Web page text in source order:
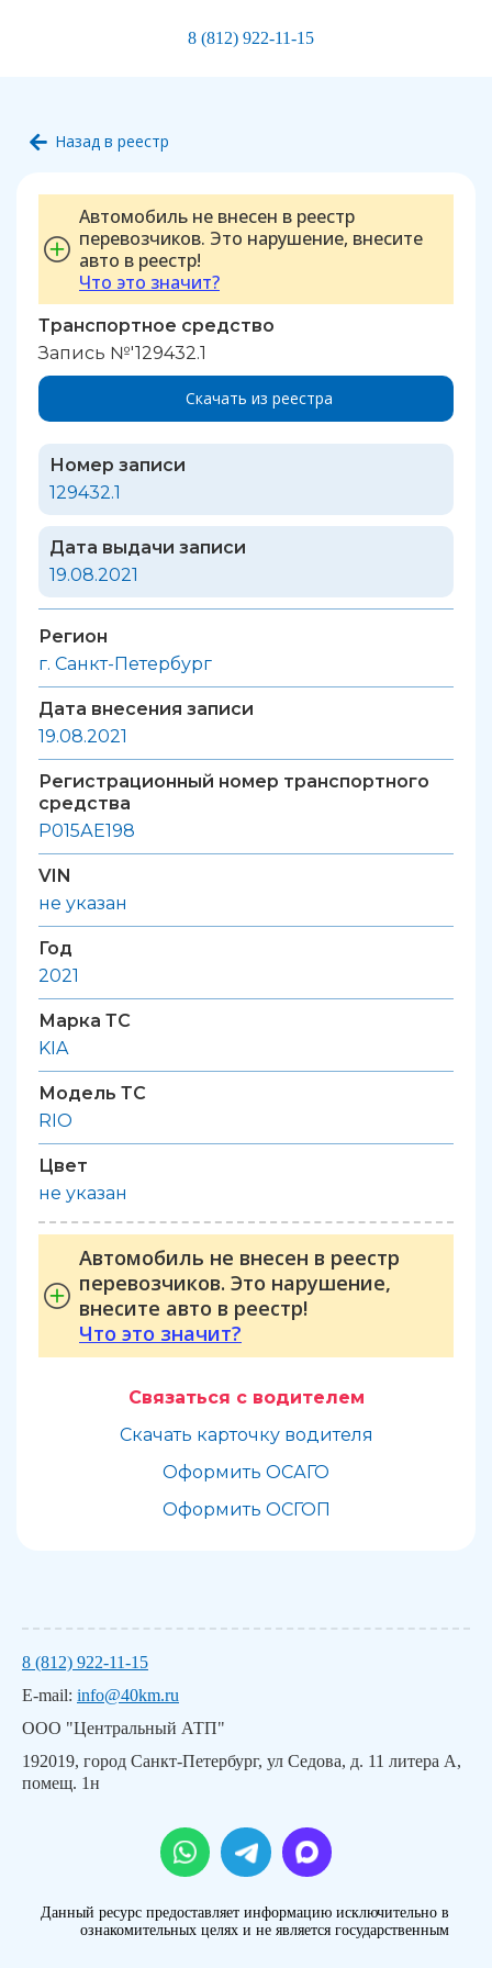
8 (812) 922-11-15
Назад в реестр
Автомобиль не внесен в реестр
перевозчиков. Это нарушение, внесите
авто в реестр!
Что это значит?
Транспортное средство
Запись №'129432.1
Скачать из реестра
Номер записи
129432.1
Дата выдачи записи
19.08.2021
Регион
г. Санкт-Петербург
Дата внесения записи
19.08.2021
Регистрационный номер транспортного
средства
Р015АЕ198
VIN
не указан
Год
2021
Марка ТС
KIA
Модель ТС
RIO
Цвет
не указан
Автомобиль не внесен в реестр
перевозчиков. Это нарушение,
внесите авто в реестр!
Что это значит?
Связаться с водителем
Скачать карточку водителя
Оформить ОСАГО
Оформить ОСГОП
8 (812) 922-11-15
E-mail: info@40km.ru
ООО "Центральный АТП"
192019, город Санкт-Петербург, ул Седова, д. 11 литера А,
помещ. 1н
Данный ресурс предоставляет информацию исключительно в
ознакомительных целях и не является государственным